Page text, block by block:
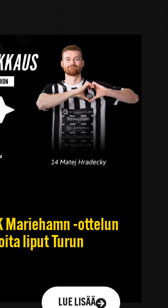
Mariehamn -ottelun
liput Turun
LUE LISÄÄ